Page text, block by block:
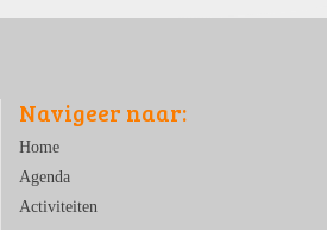
Navigeer naar:
Home
Agenda
Activiteiten